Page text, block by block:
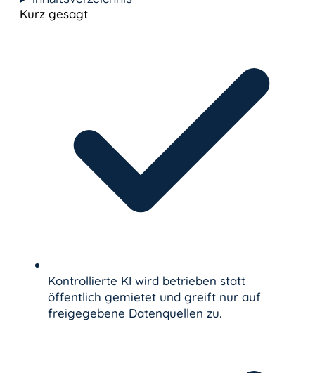
Kurz gesagt
Kontrollierte KI wird betrieben statt
öffentlich gemietet und greift nur auf
freigegebene Datenquellen zu.